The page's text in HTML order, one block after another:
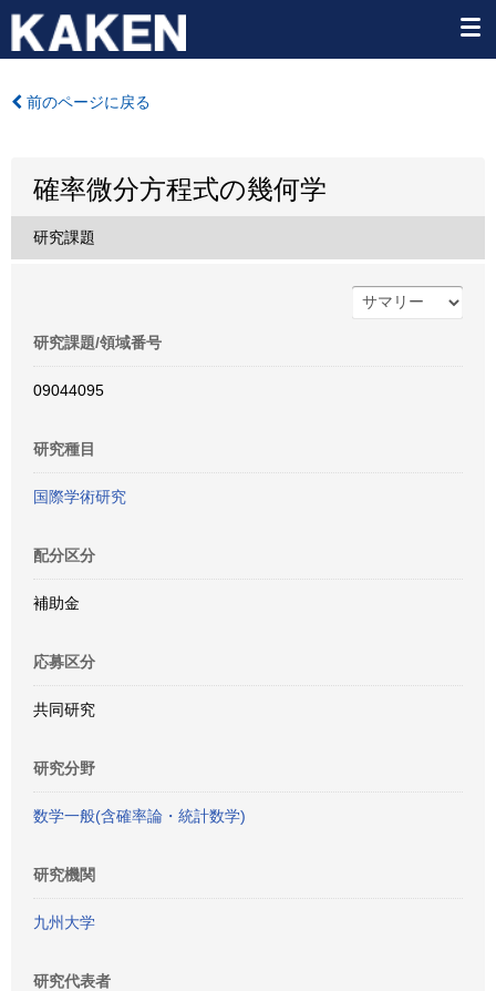
前のページに戻る
確率微分方程式の幾何学
研究課題
研究課題/領域番号
09044095
研究種目
国際学術研究
配分区分
補助金
応募区分
共同研究
研究分野
数学一般(含確率論・統計数学)
研究機関
九州大学
研究代表者